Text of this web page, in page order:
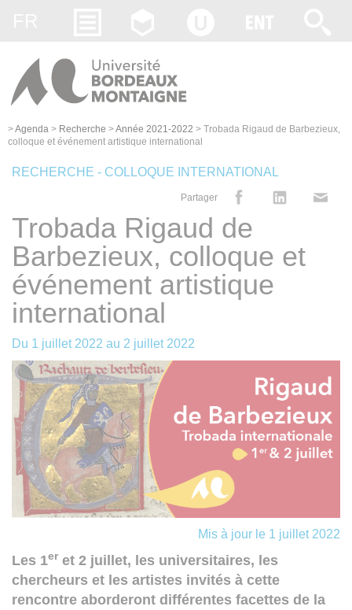
>Agenda > Recherche >Année 2021-2022 > Trobada Rigaud de Barbezieux,
colloque et événement artistique international
RECHERCHE - COLLOQUE INTERNATIONAL
Partager
Trobada Rigaud de
Barbezieux, colloque et
événement artistique
international
Du 1 juillet 2022 au 2 juillet 2022
Mis à jour le 1 juillet 2022
Les 1er et 2 juillet, les universitaires, les
chercheurs et les artistes invités à cette
rencontre aborderont différentes facettes de la